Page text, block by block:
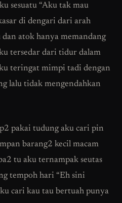
sesuatu “Aku tak mau
di dengari dari arah
atok hanya memandang
tersedar dari tidur dalam
teringat mimpi tadi dengan
lalu tidak mengendahkan
pakai tudung aku cari pin
barang2 kecil macam
tu aku ternampak seutas
tempoh hari “Eh sini
cari kau tau bertuah punya